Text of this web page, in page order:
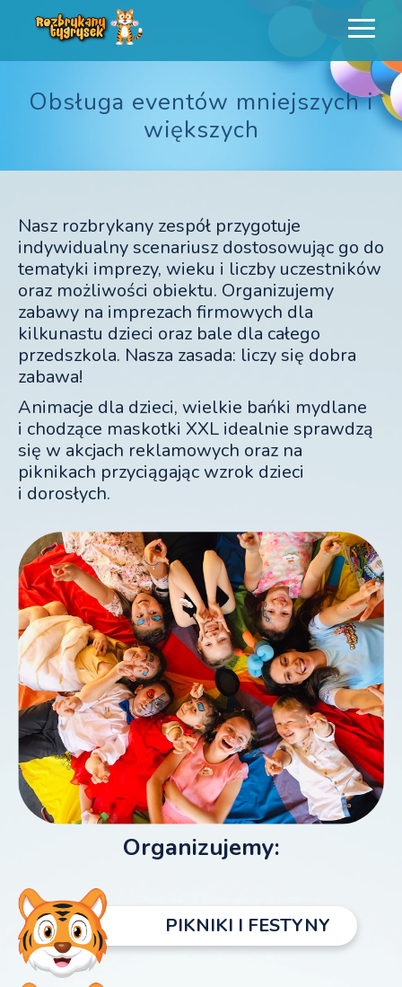
Rozbrykany
Tygrysek
Profesjonalne animacje urodzinowe dla dzieci
Obsługa eventów mniejszych i
większych
Nasz rozbrykany zespół przygotuje
indywidualny scenariusz dostosowując go do
tematyki imprezy, wieku i liczby uczestników
oraz możliwości obiektu. Organizujemy
zabawy na imprezach firmowych dla
kilkunastu dzieci oraz bale dla całego
przedszkola. Nasza zasada: liczy się dobra
zabawa!
Animacje dla dzieci, wielkie bańki mydlane
i chodzące maskotki XXL idealnie sprawdzą
się w akcjach reklamowych oraz na
piknikach przyciągając wzrok dzieci
i dorosłych.
Organizujemy:
PIKNIKI I FESTYNY